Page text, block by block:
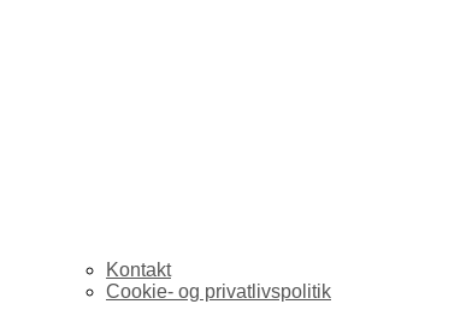
Kontakt
Cookie- og privatlivspolitik